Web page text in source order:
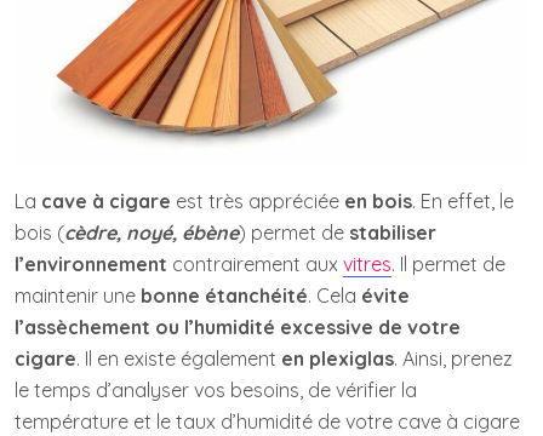
La cave à cigare est très appréciée en bois. En effet, le
bois (cèdre, noyé, ébène) permet de stabiliser
l’environnement contrairement aux vitres. Il permet de
maintenir une bonne étanchéité. Cela évite
l’assèchement ou l’humidité excessive de votre
cigare. Il en existe également en plexiglas. Ainsi, prenez
le temps d’analyser vos besoins, de vérifier la
température et le taux d’humidité de votre cave à cigare